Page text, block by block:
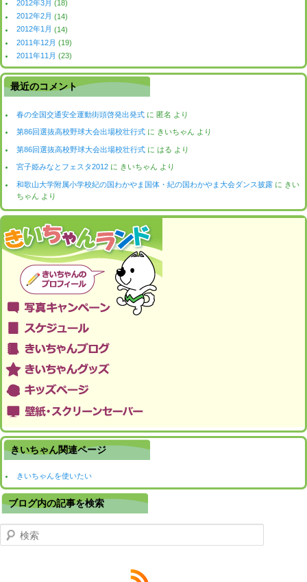
2012年3月 (18)
2012年2月 (14)
2012年1月 (14)
2011年12月 (19)
2011年11月 (23)
最近のコメント
春の全国交通安全運動街頭啓発出発式 に匿名 より
第86回選抜高校野球大会出場校壮行式 に きいちゃん より
第86回選抜高校野球大会出場校壮行式 にはる より
宮子姫みなとフェスタ2012 に きいちゃん より
和歌山大学附属小学校紀の国わかやま国体・紀の国わかやま大会ダンス披露 に きい
ちゃん より
きいちゃん関連ページ
きいちゃんを使いたい
ブログ内の記事を検索
検索